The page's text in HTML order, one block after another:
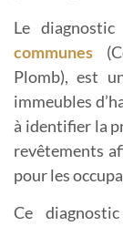
Le
communes
Plomb), est
immeubles
à identifier la
revêtements
pour les
Ce